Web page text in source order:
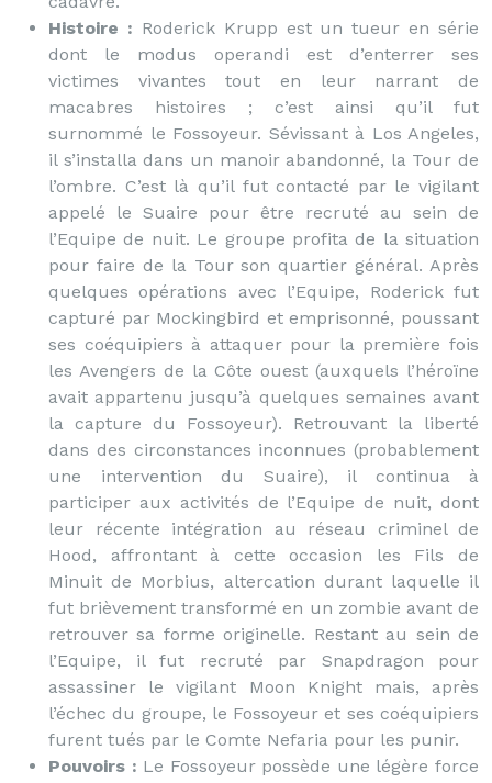
Histoire : Roderick Krupp est un tueur en série
dont le modus operandi est d’enterrer ses
victimes vivantes tout en leur narrant de
macabres histoires ; c’est ainsi qu’il fut
surnommé le Fossoyeur. Sévissant à Los Angeles,
il s’installa dans un manoir abandonné, la Tour de
l’ombre. C’est là qu’il fut contacté par le vigilant
appelé le Suaire pour être recruté au sein de
l’Equipe de nuit. Le groupe profita de la situation
pour faire de la Tour son quartier général. Après
quelques opérations avec l’Equipe, Roderick fut
capturé par Mockingbird et emprisonné, poussant
ses coéquipiers à attaquer pour la première fois
les Avengers de la Côte ouest (auxquels l’héroïne
avait appartenu jusqu’à quelques semaines avant
la capture du Fossoyeur). Retrouvant la liberté
dans des circonstances inconnues (probablement
une intervention du Suaire), il continua à
participer aux activités de l’Equipe de nuit, dont
leur récente intégration au réseau criminel de
Hood, affrontant à cette occasion les Fils de
Minuit de Morbius, altercation durant laquelle il
fut brièvement transformé en un zombie avant de
retrouver sa forme originelle. Restant au sein de
l’Equipe, il fut recruté par Snapdragon pour
assassiner le vigilant Moon Knight mais, après
l’échec du groupe, le Fossoyeur et ses coéquipiers
furent tués par le Comte Nefaria pour les punir.
Pouvoirs : Le Fossoyeur possède une légère force